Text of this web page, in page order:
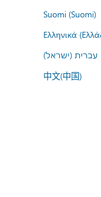
Suomi (Suomi)
Ελληνικά
עברית (ישראל)
中文(中国)